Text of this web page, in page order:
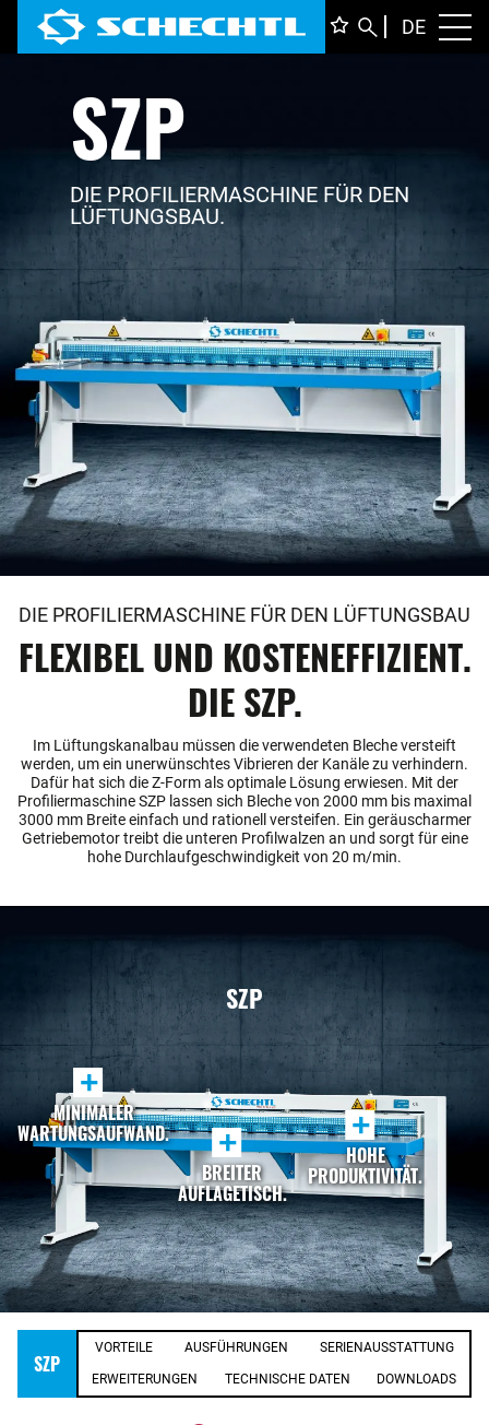
DE
SZP
DIE PROFILIERMASCHINE FÜR DEN
LÜFTUNGSBAU.
DIE PROFILIERMASCHINE FÜR DEN LÜFTUNGSBAU
FLEXIBEL UND KOSTENEFFIZIENT.
DIE SZP.
Im Lüftungskanalbau müssen die verwendeten Bleche versteift
werden, um ein unerwünschtes Vibrieren der Kanäle zu verhindern.
Dafür hat sich die Z-Form als optimale Lösung erwiesen. Mit der
Profiliermaschine SZP lassen sich Bleche von 2000 mm bis maximal
3000 mm Breite einfach und rationell versteifen. Ein geräuscharmer
Getriebemotor treibt die unteren Profilwalzen an und sorgt für eine
hohe Durchlaufgeschwindigkeit von 20 m/min.
SZP
+
MINIMALER
WARTUNGSAUFWAND. +
HOHE
PRODUKTIVITÄT.
+
BREITER
AUFLAGETISCH.
SZP
VORTEILE AUSFÜHRUNGEN SERIENAUSSTATTUNG
ERWEITERUNGEN TECHNISCHE DATEN DOWNLOADS